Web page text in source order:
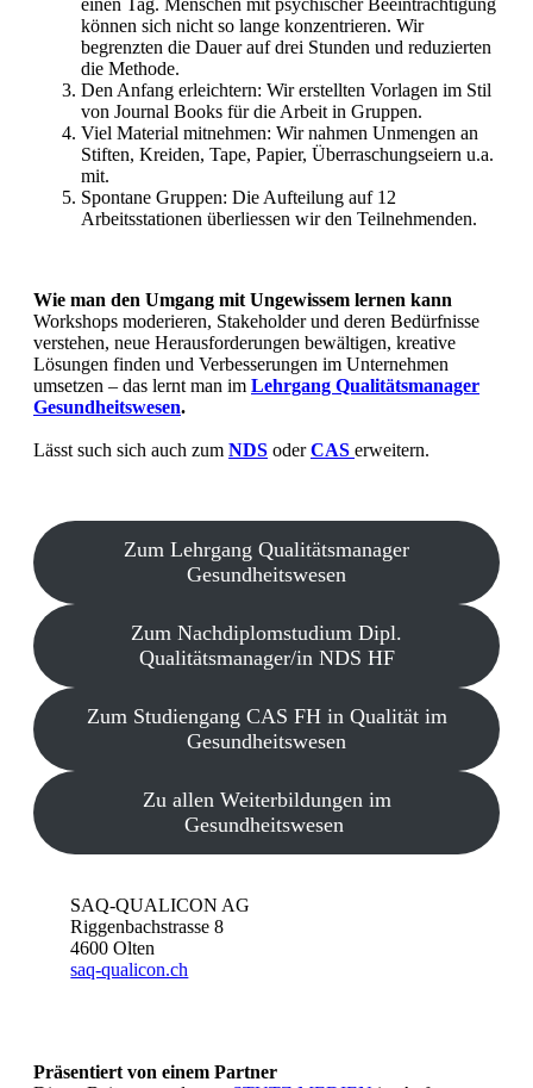
einen Tag. Menschen mit psychischer Beeinträchtigung
können sich nicht so lange konzentrieren. Wir
begrenzten die Dauer auf drei Stunden und reduzierten
die Methode.
Den Anfang erleichtern: Wir erstellten Vorlagen im Stil
von Journal Books für die Arbeit in Gruppen.
Viel Material mitnehmen: Wir nahmen Unmengen an
Stiften, Kreiden, Tape, Papier, Überraschungseiern u.a.
mit.
Spontane Gruppen: Die Aufteilung auf 12
Arbeitsstationen überliessen wir den Teilnehmenden.
Wie man den Umgang mit Ungewissem lernen kann
Workshops moderieren, Stakeholder und deren Bedürfnisse
verstehen, neue Herausforderungen bewältigen, kreative
Lösungen finden und Verbesserungen im Unternehmen
umsetzen – das lernt man im Lehrgang Qualitätsmanager
Gesundheitswesen.
Lässt such sich auch zum NDS oderCAS erweitern.
Zum Lehrgang Qualitätsmanager
Gesundheitswesen
Zum Nachdiplomstudium Dipl.
Qualitätsmanager/in NDS HF
Zum Studiengang CAS FH in Qualität im
Gesundheitswesen
Zu allen Weiterbildungen im
Gesundheitswesen
SAQ-QUALICON AG
Riggenbachstrasse 8
4600 Olten
saq-qualicon.ch
Präsentiert von einem Partner